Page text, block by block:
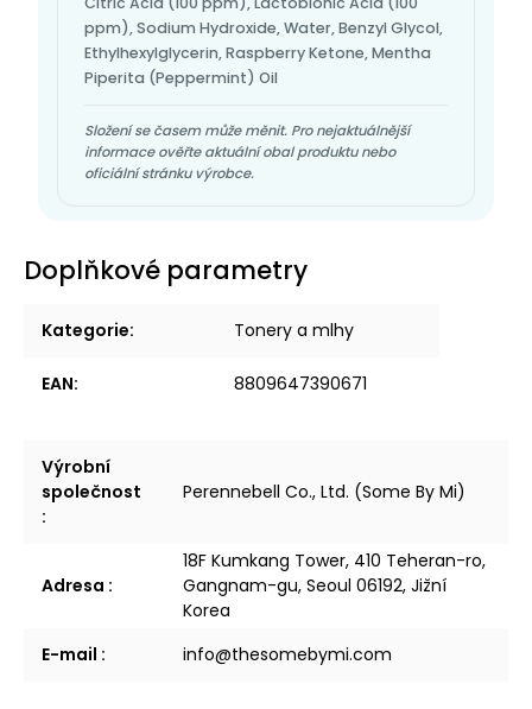
ppm), Sodium Hydroxide, Water, Benzyl Glycol,
Ethylhexylglycerin, Raspberry Ketone, Mentha
Piperita (Peppermint) Oil
Složení se časem může měnit. Pro nejaktuálnější
informace ověřte aktuální obal produktu nebo
oficiální stránku výrobce.
Doplňkové parametry
Kategorie: Tonery a mlhy
EAN: 8809647390671
Výrobní
společnost
:
Perennebell Co., Ltd. (Some By Mi)
Adresa :
18F Kumkang Tower, 410 Teheran-ro,
Gangnam-gu, Seoul 06192, Jižní
Korea
E-mail : info@thesomebymi.com